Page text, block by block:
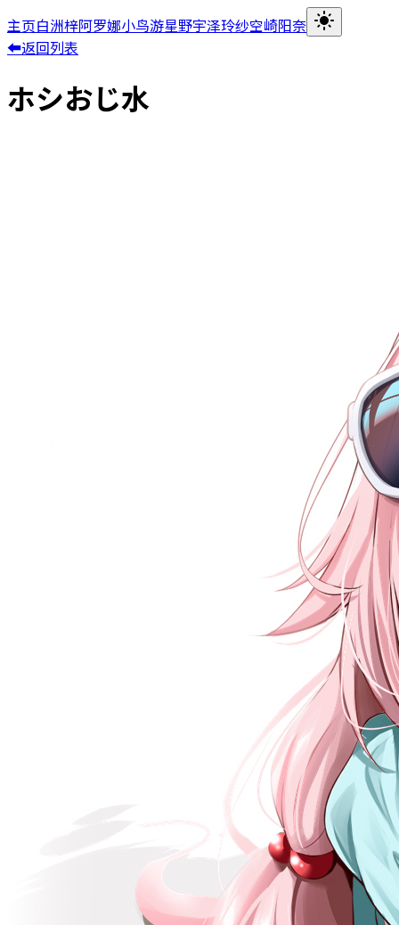
主页白洲梓阿罗娜小鸟游星野宇泽玲纱空崎阳奈
⬅返回列表
ホシおじ水